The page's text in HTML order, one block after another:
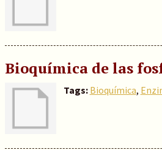
Bioquímica de las
Tags: Bioquímica,